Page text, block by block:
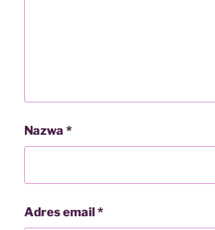
Nazwa *
Adres email*